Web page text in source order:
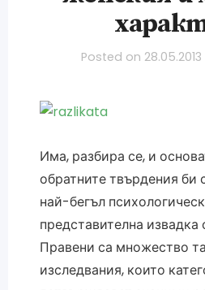
Posted on 28.05.2013
Има, разбира се, и
обратните твърдения би
най-бегъл
представителна извадка
Правени са множество
изследвания, които